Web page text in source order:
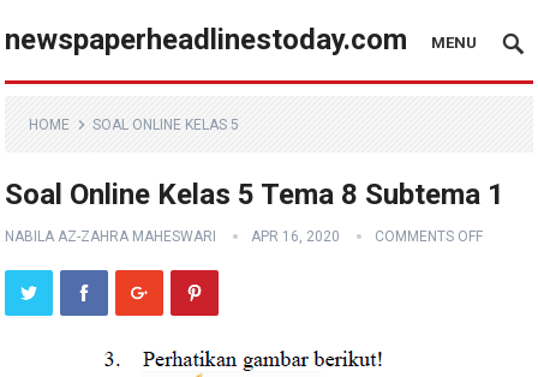
newspaperheadlinestoday.com MENU
HOME SOAL ONLINE KELAS 5
Soal Online Kelas 5 Tema 8 Subtema 1
NABILA AZ-ZAHRA MAHESWARI APR 16, 2020 COMMENTS OFF